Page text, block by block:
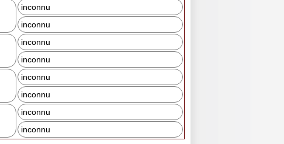
inconnu
inconnu
inconnu
inconnu
inconnu
inconnu
inconnu
inconnu